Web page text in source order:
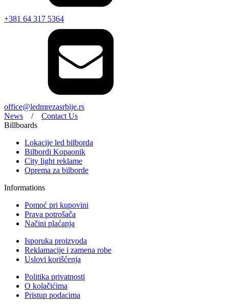
+381 64 317 5364
office@ledmrezasrbije.rs
News / Contact Us
Billboards
Lokacije led bilborda
Bilbordi Kopaonik
City light reklame
Oprema za bilborde
Informations
Pomoć pri kupovini
Prava potrošača
Načini plaćanja
Isporuka proizvoda
Reklamacije i zamena robe
Uslovi korišćenja
Politika privatnosti
O kolačićima
Pristup podacima